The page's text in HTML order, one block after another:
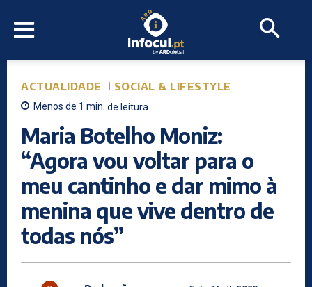
ACTUALIDADE SOCIAL & LIFESTYLE
Menos de 1 min. de leitura
Maria Botelho Moniz:
“Agora vou voltar para o
meu cantinho e dar mimo à
menina que vive dentro de
todas nós”